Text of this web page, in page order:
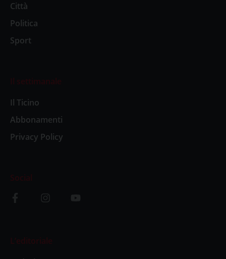
Città
Politica
Sport
Il settimanale
Il Ticino
Abbonamenti
Privacy Policy
Social
L’editoriale